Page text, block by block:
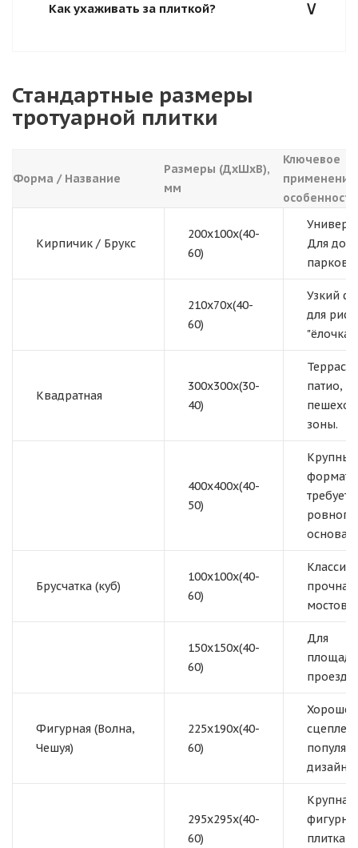
Как ухаживать за плиткой?
Стандартные размеры
тротуарной плитки
Форма / Название
Размеры (ДхШхВ),
мм
Ключевое
особенности
Кирпичик / Брукс
200x100x(40-
60)
Для
210x70x(40-
60)
Узкий
для
"ёлочка".
Квадратная
300x300x(30-
40)
Террасы,
патио,
зоны.
400x400x(40-
50)
Крупный
формат,
требует
ровного
Брусчатка (куб)
100x100x(40-
60)
прочная
150x150x(40-
60)
Для
Фигурная (Волна,
Чешуя)
225x190x(40-
60)
Хорошее
дизайн.
295x295x(40-
60)
Крупная
плитка